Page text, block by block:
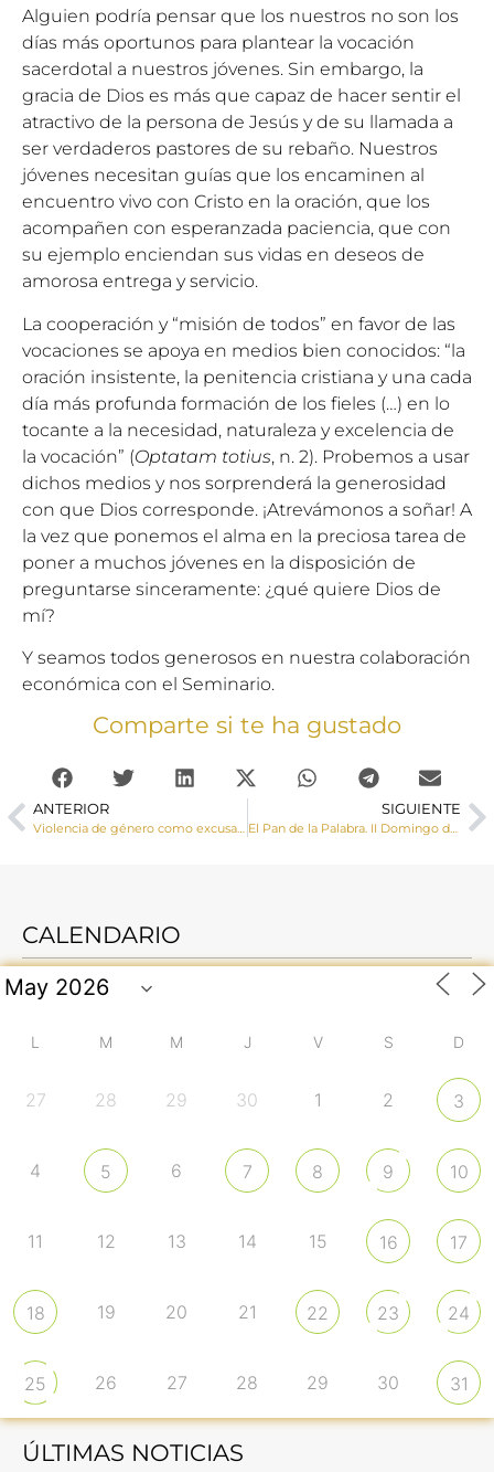
Alguien podría pensar que los nuestros no son los
días más oportunos para plantear la vocación
sacerdotal a nuestros jóvenes. Sin embargo, la
gracia de Dios es más que capaz de hacer sentir el
atractivo de la persona de Jesús y de su llamada a
ser verdaderos pastores de su rebaño. Nuestros
jóvenes necesitan guías que los encaminen al
encuentro vivo con Cristo en la oración, que los
acompañen con esperanzada paciencia, que con
su ejemplo enciendan sus vidas en deseos de
amorosa entrega y servicio.
La cooperación y “misión de todos” en favor de las
vocaciones se apoya en medios bien conocidos: “la
oración insistente, la penitencia cristiana y una cada
día más profunda formación de los fieles (…) en lo
tocante a la necesidad, naturaleza y excelencia de
la vocación” (Optatam totius, n. 2). Probemos a usar
dichos medios y nos sorprenderá la generosidad
con que Dios corresponde. ¡Atrevámonos a soñar! A
la vez que ponemos el alma en la preciosa tarea de
poner a muchos jóvenes en la disposición de
preguntarse sinceramente: ¿qué quiere Dios de
mí?
Y seamos todos generosos en nuestra colaboración
económica con el Seminario.
Comparte si te ha gustado
ANTERIOR SIGUIENTE
El Pan de la Palabra. II Domingo de Cuaresma
CALENDARIO
L M M J V S D
27 28 29 30 1 2 3
4 5 6 7 8 9 10
11 12 13 14 15 16 17
18 19 20 21 22 23 24
25 26 27 28 29 30 31
ÚLTIMAS NOTICIAS